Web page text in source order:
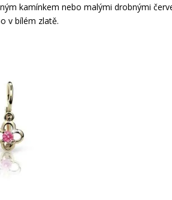
kamínkem nebo malými drobnými
v bílém zlatě.